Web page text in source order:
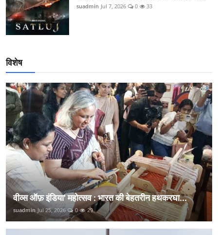
suadmin Jul 7, 2026 0 33
विशेष
वीव्स ऑफ़ इंडिया' महोत्सव : भारत की बेहतरीन हथकरघा...
suadmin Jul 25, 2026 0 29